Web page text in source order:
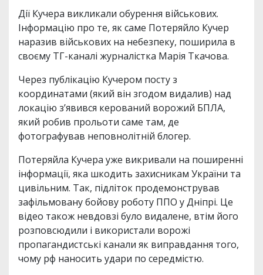
Дії Кучера викликали обурення військових.
Інформацію про те, як саме Потеряйло Кучер
наразив військових на небезпеку, поширила в
своєму ТГ-каналі журналістка Марія Ткачова.
Через публікацію Кучером посту з
координатами (який він згодом видалив) над
локацію зʼявився керований ворожий БПЛА,
який робив прольоти саме там, де
фотографував неповнолітній блогер.
Потеряйла Кучера уже викривали на поширенні
інформації, яка шкодить захисникам України та
цивільним. Так, підліток продемонстрував
зафільмовану бойову роботу ППО у Дніпрі. Це
відео також невдовзі було видалене, втім його
розповсюдили і використали ворожі
пропагандистські канали як виправдання того,
чому рф наносить удари по середмістю.